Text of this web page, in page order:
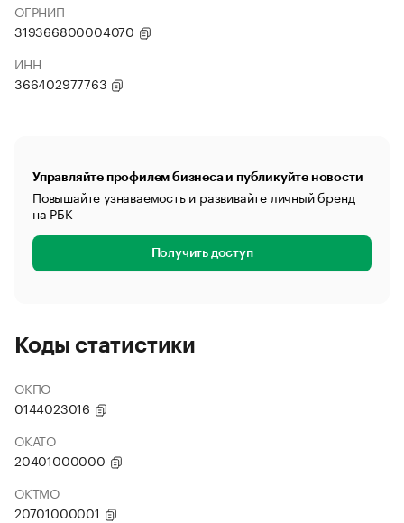
ОГРНИП
319366800004070
ИНН
366402977763
Управляйте профилем бизнеса и публикуйте новости
Повышайте узнаваемость и развивайте личный бренд
на РБК
Получить доступ
Коды статистики
ОКПО
0144023016
ОКАТО
20401000000
ОКТМО
20701000001